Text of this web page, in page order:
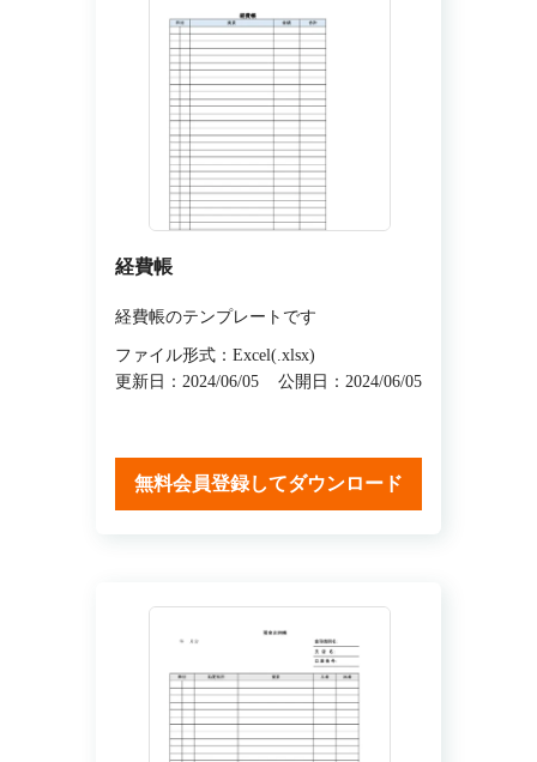
経費帳
経費帳のテンプレートです
ファイル形式：Excel(.xlsx)
更新日：2024/06/05
公開日：2024/06/05
無料会員登録してダウンロード